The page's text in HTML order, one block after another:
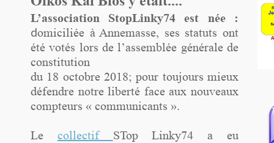
L’association StopLinky74 est née :
domiciliée à Annemasse, ses statuts ont
été votés lors de l’assemblée générale de
constitution
du 18 octobre 2018; pour toujours mieux
défendre notre liberté face aux nouveaux
compteurs « communicants ».
Le collectif STop Linky74 a eu